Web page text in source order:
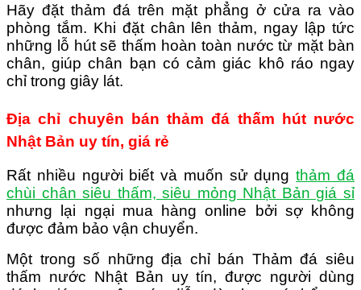
Hãy đặt thảm đá trên mặt phẳng ở cửa ra vào
phòng tắm. Khi đặt chân lên thảm, ngay lập tức
những lỗ hút sẽ thấm hoàn toàn nước từ mặt bàn
chân, giúp chân bạn có cảm giác khô ráo ngay
chỉ trong giây lát.
Địa chỉ chuyên bán thảm đá thấm hút nước
Nhật Bản uy tín, giá rẻ
Rất nhiều người biết và muốn sử dụngthảm đá
chùi chân siêu thấm, siêu mỏng Nhật Bản giá sỉ
nhưng lại ngại mua hàng online bởi sợ không
được đảm bảo vận chuyển.
Một trong số những địa chỉ bán Thảm đá siêu
thấm nước Nhật Bản uy tín, được người dùng